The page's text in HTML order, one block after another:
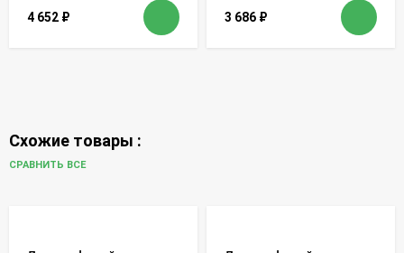
4 652 ₽ 3 686 ₽
Схожие товары :
СРАВНИТЬ ВСЕ